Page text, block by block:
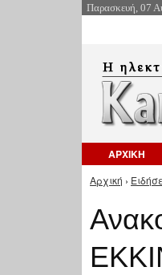
Παρασκευή, 07
ΑΡΧΙΚΗ
Είστε
Αρχική ›